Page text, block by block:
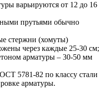
варьируются от 12 до 16
прутьями обычно
стержни (хомуты)
через каждые 25-30 см;
арматуры – 30-50 мм
5781-82 по классу стали
арматуры.